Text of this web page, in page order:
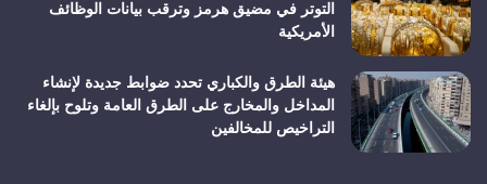
التوتر في مضيق هرمز وترقب بيانات الوظائف
الأمريكية
هيئة الطرق والكباري تحدد ضوابط جديدة لإنشاء
المداخل والمخارج على الطرق العامة وتلوح بإلغاء
التراخيص للمخالفين